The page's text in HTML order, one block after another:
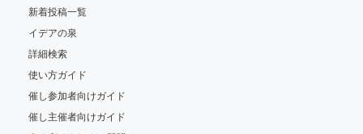
新着投稿一覧
イデアの泉
詳細検索
使い方ガイド
催し参加者向けガイド
催し主催者向けガイド